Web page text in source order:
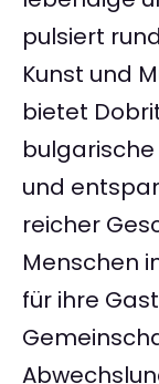
pulsiert
Kunst und
bietet
und
reicher
Menschen
für ihre